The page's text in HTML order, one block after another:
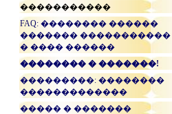
�����������
FAQ: �������� ������
������� �����������
� ���� ������
�������� � �������!
���������: ��������
�������������
����� � �������